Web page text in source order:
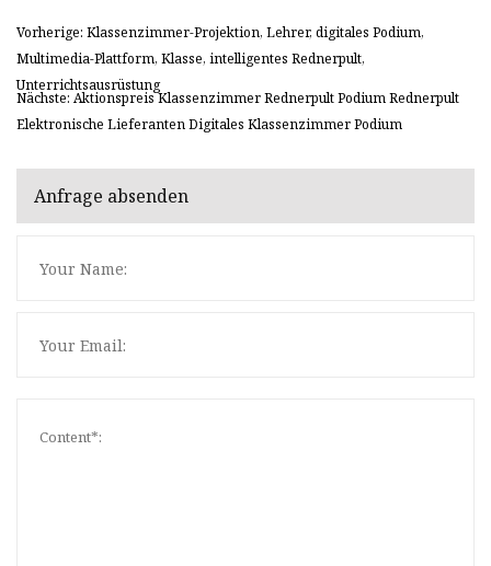
Vorherige: Klassenzimmer-Projektion, Lehrer, digitales Podium,
Multimedia-Plattform, Klasse, intelligentes Rednerpult,
Unterrichtsausrüstung
Nächste: Aktionspreis Klassenzimmer Rednerpult Podium Rednerpult
Elektronische Lieferanten Digitales Klassenzimmer Podium
Anfrage absenden